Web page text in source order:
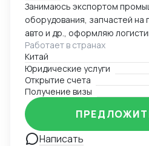
Занимаюсь экспортом
оборудования, запчастей на
авто и др., оформляю
всеми сопроводительными
Предоставляю услуги вашего
Китае, помогаю с
есть опыт в открытии и
магазинов на платформах
Jingdong. Помогаю найти
производство, вести
стороной. Занимаюсь
Работает в странах
Китай
Юридические услуги
Открытие счета
Получение визы
Написать